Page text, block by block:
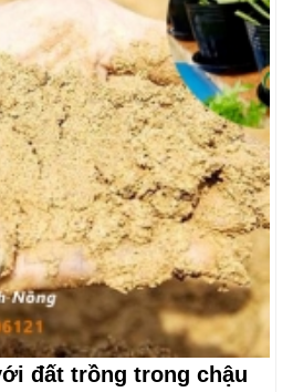
đất trồng trong chậu